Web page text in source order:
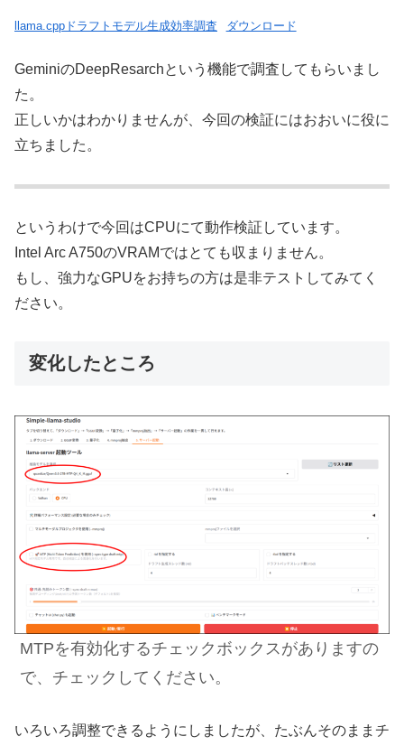
llama.cppドラフトモデル生成効率調査 ダウンロード
GeminiのDeepResarchという機能で調査してもらいまし
た。
正しいかはわかりませんが、今回の検証にはおおいに役に
立ちました。
というわけで今回はCPUにて動作検証しています。
Intel Arc A750のVRAMではとても収まりません。
もし、強力なGPUをお持ちの方は是非テストしてみてく
ださい。
変化したところ
MTPを有効化するチェックボックスがありますの
で、チェックしてください。
いろいろ調整できるようにしましたが、たぶんそのままチ